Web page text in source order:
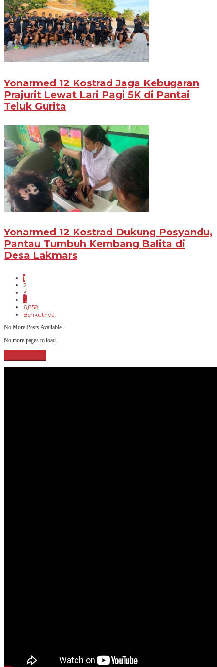
Yonarmed 12 Kostrad Jaga Kebugaran
Prajurit Lewat Lari Pagi 5K di Pantai
Teluk Gurita
Yonarmed 12 Kostrad Dukung Posyandu,
Pantau Tumbuh Kembang Balita di
Desa Lakmars
1
2
3
6,858
Berikutnya
No More Posts Available.
No more pages to load.